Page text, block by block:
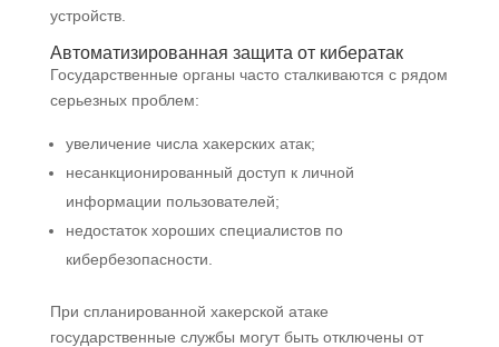
устройств.
Автоматизированная защита от кибератак
Государственные органы часто сталкиваются с рядом
серьезных проблем:
увеличение числа хакерских атак;
несанкционированный доступ к личной
информации пользователей;
недостаток хороших специалистов по
кибербезопасности.
При спланированной хакерской атаке
государственные службы могут быть отключены от